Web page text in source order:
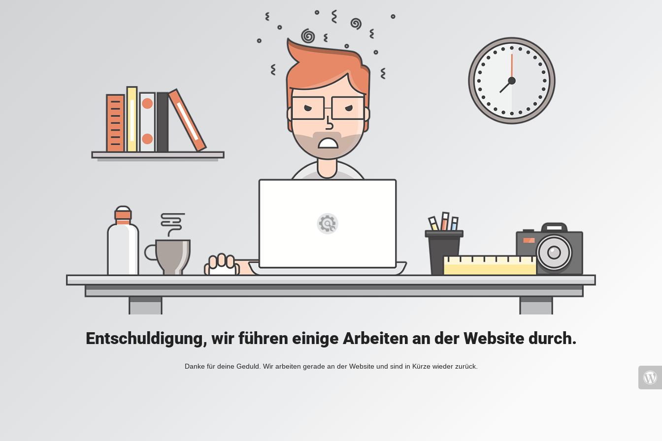
Entschuldigung, wir führen einige Arbeiten an der Website durch.
Danke für deine Geduld. Wir arbeiten gerade an der Website und sind in Kürze wieder zurück.